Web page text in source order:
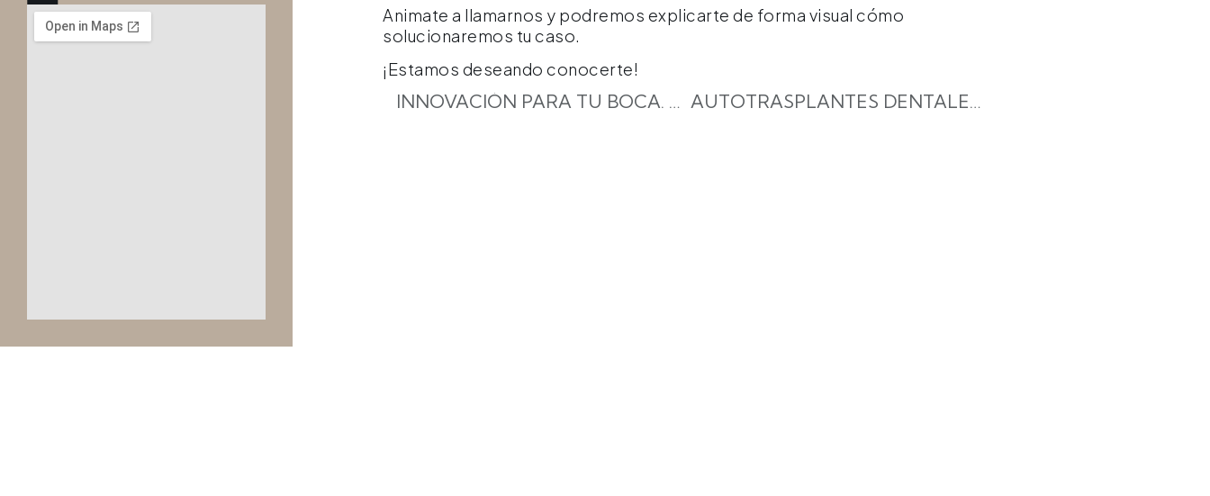
Animate a llamarnos y podremos explicarte de forma visual cómo
solucionaremos tu caso.
¡Estamos deseando conocerte!
INNOVACIÓN PARA TU BOCA. DESCUBRE LA GUIDED BIOFILM THERAPY (GBT) AUTOTRASPLANTES DENTALES: ¿QUÉ SON?